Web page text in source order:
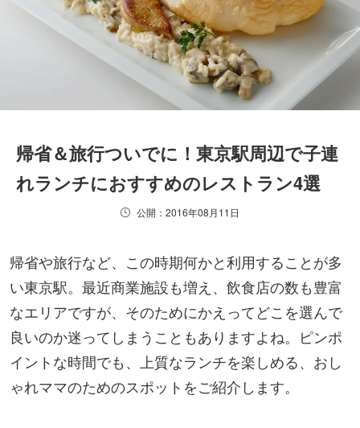
帰省＆旅行ついでに！東京駅周辺で子連
れランチにおすすめのレストラン4選
公開：2016年08月11日
帰省や旅行など、この時期何かと利用することが多
い東京駅。最近商業施設も増え、飲食店の数も豊富
なエリアですが、そのためにかえってどこを選んで
良いのか迷ってしまうこともありますよね。ピンポ
イントな時間でも、上質なランチを楽しめる、おし
ゃれママのためのスポットをご紹介します。